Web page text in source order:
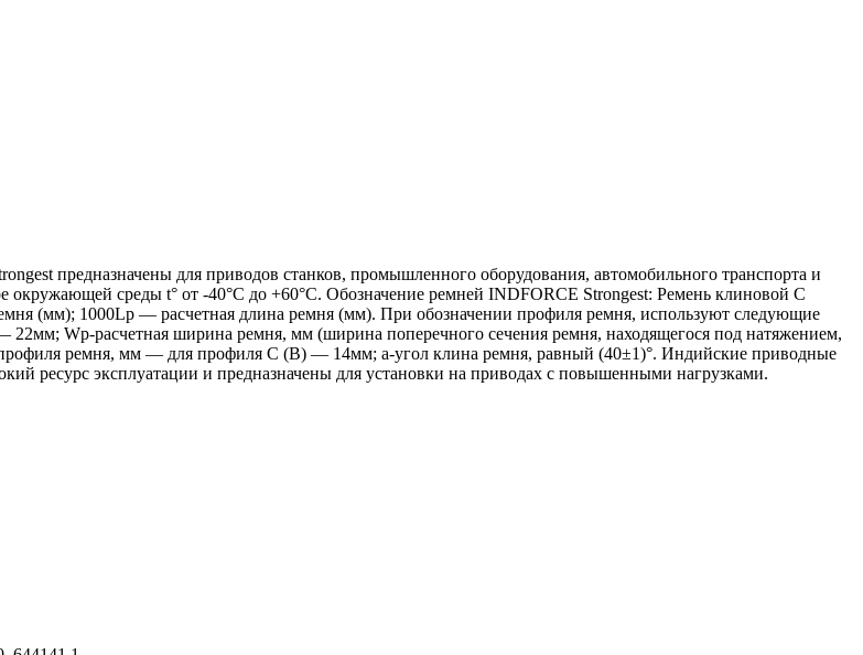
предназначены для приводов станков, промышленного оборудования, автомобильного транспорта и
окружающей среды t° от -40°С до +60°С. Обозначение ремней INDFORCE Strongest: Ремень клиновой С
(мм); 1000Lp — расчетная длина ремня (мм). При обозначении профиля ремня, используют следующие
Wp-расчетная ширина ремня, мм (ширина поперечного сечения ремня, находящегося под натяжением,
ремня, мм — для профиля С (В) — 14мм; a-угол клина ремня, равный (40±1)°. Индийские приводные
ресурс эксплуатации и предназначены для установки на приводах с повышенными нагрузками.